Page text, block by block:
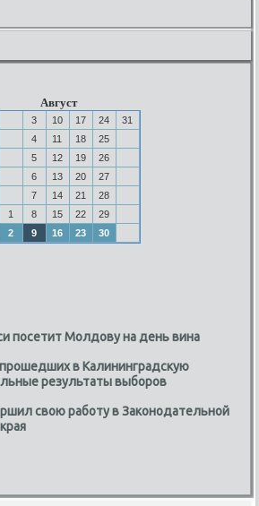
Август
3 10 17 24
31
4 11 18
25
5 12 19
26
6 13 20
27
7 14 21
28
1 8 15 22
29
2 9 16 23 30
посетит Молдову на день вина
в Калининградскую
результаты выборов
свою работу в Законодательной